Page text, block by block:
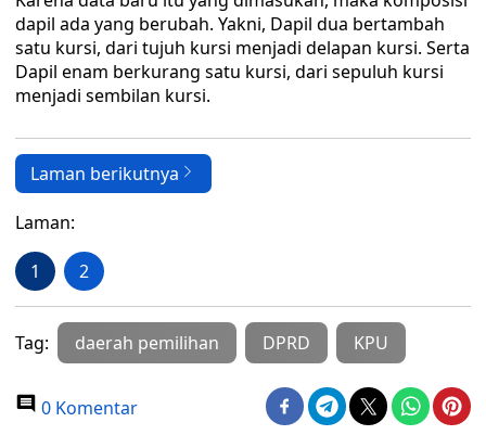
dapil ada yang berubah. Yakni, Dapil dua bertambah
satu kursi, dari tujuh kursi menjadi delapan kursi. Serta
Dapil enam berkurang satu kursi, dari sepuluh kursi
menjadi sembilan kursi.
Laman berikutnya
Laman:
1 2
Tag: daerah pemilihan DPRD KPU
0 Komentar